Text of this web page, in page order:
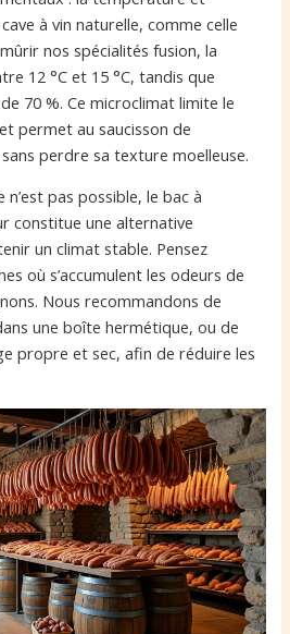
à vin naturelle, comme celle
nos spécialités fusion, la
12 °C et 15 °C, tandis que
70 %. Ce microclimat limite le
permet au saucisson de
perdre sa texture moelleuse.
n’est pas possible, le bac à
constitue une alternative
un climat stable. Pensez
où s’accumulent les odeurs de
Nous recommandons de
une boîte hermétique, ou de
propre et sec, afin de réduire les